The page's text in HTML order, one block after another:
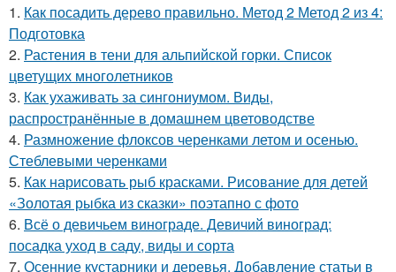
1. Как посадить дерево правильно. Метод 2 Метод 2 из 4:
Подготовка
2. Растения в тени для альпийской горки. Список
цветущих многолетников
3. Как ухаживать за сингониумом. Виды,
распространённые в домашнем цветоводстве
4. Размножение флоксов черенками летом и осенью.
Стеблевыми черенками
5. Как нарисовать рыб красками. Рисование для детей
«Золотая рыбка из сказки» поэтапно с фото
6. Всё о девичьем винограде. Девичий виноград:
посадка уход в саду, виды и сорта
7. Осенние кустарники и деревья. Добавление статьи в